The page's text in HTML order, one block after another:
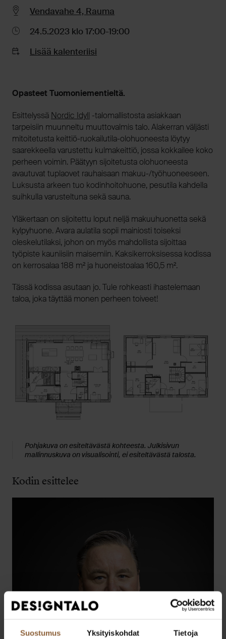
Suostumus Yksityiskohdat Tietoja
Vendavahe 4, Rauma
24.5.2023 klo 17:00-19:00
Lisää kalenteriisi
Opasteet Tuomoniementieltä.
Esittelyssä Nordic Idyll -talomallistosta asiakkaan
tarpeisiin muunneltu muuttovalmis talo. Alakerran väljästi
mitoitetusta keittiö-ruokailutila-olohuoneesta löytyy
saarekkeella varustettu kulmakeittiö, jossa kokkailee koko
perheen voimin. Päätyyn sijoitetusta olohuoneesta
avautuvat tuplaovet rauhaisaan makuu-/työhuoneeseen.
Luksusta arkeen tuo kodinhoitohuone, pesutila kahdella
suihkulla varusteltuna sekä sauna.
Yläkertaan on sijoitettu loput neljä makuuhuonetta sekä
kylpyhuone. Avara aulatila sopii mainiosti toiseksi
oleskelutilaksi, johon on myös mahdollista sijoittaa
työpiste kauniisiin maisemiin. Kaksikerroksisessa kodissa
on kerrosalaa 188 m² ja huoneistoalaa 160,5 m².
Tässä kodissa asutaan jo. Tule rohkeasti ihastelemaan
taloa, joka täyttää monen perheen toiveet!
Pohjakuva on esiteltävästä kohteesta. Julkisivun
mallinnuskuva on visualisointi, ei esiteltävästä talosta.
Kodin esittelee